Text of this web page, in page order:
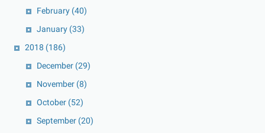
February (40)
January (33)
2018 (186)
December (29)
November (8)
October (52)
September (20)